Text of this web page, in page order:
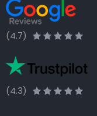
(4.7)
(4.3)